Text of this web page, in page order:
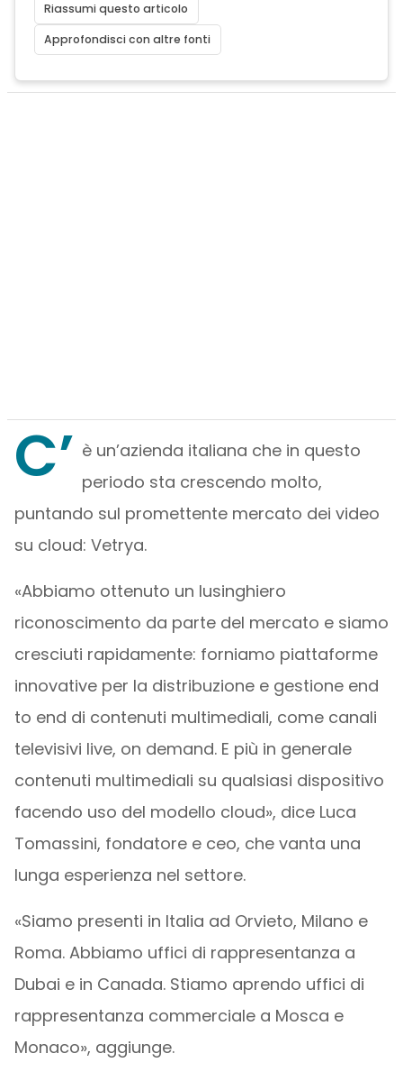
Riassumi questo articolo
Approfondisci con altre fonti
C’ è un’azienda italiana che in questo
periodo sta crescendo molto,
puntando sul promettente mercato dei video
su cloud: Vetrya.
«Abbiamo ottenuto un lusinghiero
riconoscimento da parte del mercato e siamo
cresciuti rapidamente: forniamo piattaforme
innovative per la distribuzione e gestione end
to end di contenuti multimediali, come canali
televisivi live, on demand. E più in generale
contenuti multimediali su qualsiasi dispositivo
facendo uso del modello cloud», dice Luca
Tomassini, fondatore e ceo, che vanta una
lunga esperienza nel settore.
«Siamo presenti in Italia ad Orvieto, Milano e
Roma. Abbiamo uffici di rappresentanza a
Dubai e in Canada. Stiamo aprendo uffici di
rappresentanza commerciale a Mosca e
Monaco», aggiunge.